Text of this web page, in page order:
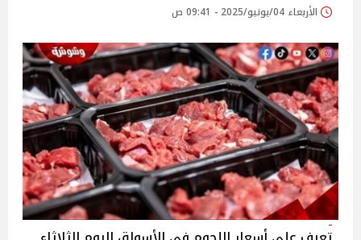
الأربعاء 04/يونيو/2025 - 09:41 ص